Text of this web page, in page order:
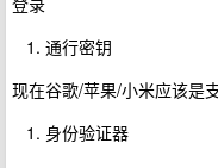
通行密钥
现在谷歌/苹果/小米应该是
身份验证器